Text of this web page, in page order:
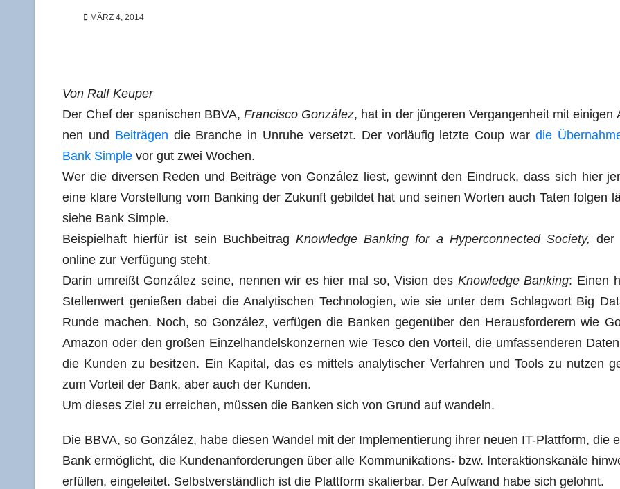
MÄRZ 4, 2014
Von Ralf Keuper
Der Chef der spa­ni­schen BBVA, Fran­cis­co Gon­zá­lez, hat in der jün­ge­ren Ver­gan­gen­heit mit eini­gen
nen und Bei­trä­gen die Bran­che in Unru­he ver­setzt. Der vor­läu­fig letz­te Coup war die
Bank Simp­le vor gut zwei Wochen.
Wer die diver­sen Reden und Bei­trä­ge von Gon­zá­lez liest, gewinnt den Ein­druck, dass sich hier
eine kla­re Vor­stel­lung vom Ban­king der Zukunft gebil­det hat und sei­nen Wor­ten auch Taten fol­gen
sie­he Bank Simple.
Bei­spiel­haft hier­für ist sein Buch­bei­tragKnow­ledge Ban­king for a Hyper­con­nec­ted Socie­ty,der
online zur Ver­fü­gung steht.
Dar­in umreißt Gon­zá­lez sei­ne, nen­nen wir es hier mal so, Visi­on des Know­ledge Ban­king: Einen
Stel­len­wert genie­ßen dabei die Ana­ly­ti­schen Tech­no­lo­gien, wie sie unter dem Schlag­wort Big
Run­de machen. Noch, so Gon­zá­lez, ver­fü­gen die Ban­ken gegen­über den Her­aus­for­de­rern wie
Ama­zon oder den gro­ßen Ein­zel­han­dels­kon­zer­nen wie Tes­co den Vor­teil, die umfas­sen­de­ren
die Kun­den zu besit­zen. Ein Kapi­tal, das es mit­tels ana­ly­ti­scher Ver­fah­ren und Tools zu nut­zen
zum Vor­teil der Bank, aber auch der Kunden.
Um die­ses Ziel zu errei­chen, müs­sen die Ban­ken sich von Grund auf wandeln.
Die BBVA, so Gon­zá­lez, habe die­sen Wan­del mit der Imple­men­tie­rung ihrer neu­en IT-Platt­form, die
Bank ermög­licht, die Kun­den­an­for­de­run­gen über alle Kom­mu­ni­ka­ti­ons- bzw. Inter­ak­ti­ons­ka­nä­le
erfül­len, ein­ge­lei­tet. Selbst­ver­ständ­lich ist die Platt­form ska­lier­bar. Der Auf­wand habe sich gelohnt.